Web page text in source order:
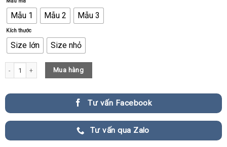
Mẫu 1 Mẫu 2 Mẫu 3
Kích thước
Size lớn Size nhỏ
Hộp đựng đồ cốp xe oto đẹp mắt CD669 quantity
Mua hàng
Tư vấn Facebook
Tư vấn qua Zalo